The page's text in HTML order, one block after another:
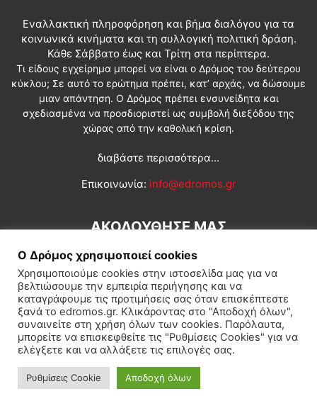
Εναλλακτική πληροφόρηση και βήμα διαλόγου για τα
κοινωνικά κινήματα και τη συλλογική πολιτική δράση.
Κάθε Σάββατο έως και Τρίτη στα περίπτερα.
Τι είδους εγχείρημα μπορεί να είναι ο Δρόμος του δεύτερου
κύκλου; Σε αυτό το ερώτημα πρέπει, κατ’ αρχάς, να δώσουμε
μιαν απάντηση. Ο Δρόμος πρέπει ενσυνείδητα και
σχεδιασμένα να προσδιοριστεί ως συμβολή διεξόδου της
χώρας από την καθολική κρίση.
διαβάστε περισσότερα...
Επικοινωνία: info@edromos.gr
ΑΚΟΛΟΥΘΗΣΕ ΜΑΣ
Εγγραφή συνδρομητή Πολιτική Διεθνή Κοινωνία
Πολιτισμός Αφιερώματα
© Δρόμος της Αριστεράς
Ο Δρόμος χρησιμοποιεί cookies
Χρησιμοποιούμε cookies στην ιστοσελίδα μας για να
βελτιώσουμε την εμπειρία περιήγησης και να
καταγράφουμε τις προτιμήσεις σας όταν επισκέπτεστε
ξανά το edromos.gr. Κλικάροντας στο "Αποδοχή όλων",
συναινείτε στη χρήση όλων των cookies. Παρόλαυτα,
μπορείτε να επισκεφθείτε τις "Ρυθμίσεις Cookies" για να
ελέγξετε και να αλλάξετε τις επιλογές σας.
Ρυθμίσεις Cookie Αποδοχή όλων